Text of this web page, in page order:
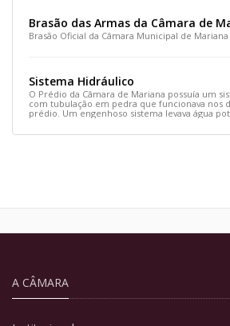
Brasão das Armas da Câmara de
Brasão Oficial da Câmara Municipal de Mariana
Sistema Hidráulico
O Prédio da Câmara de Mariana possuía um
com tubulação em pedra que funcionava nos
prédio. Um engenhoso sistema levava água
A CÂMARA